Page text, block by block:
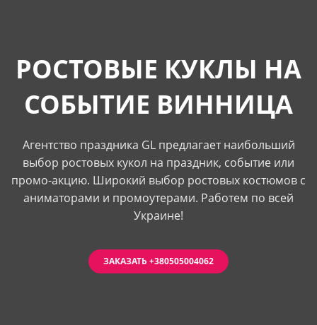
РОСТОВЫЕ КУКЛЫ НА
СОБЫТИЕ ВИННИЦА
Агентство праздника GL предлагает наибольший
выбор ростовых кукол на праздник, событие или
промо-акцию. Широкий выбор ростовых костюмов с
аниматорами и промоутерами. Работем по всей
Украине!
ЗАКАЗАТЬ +380505004062